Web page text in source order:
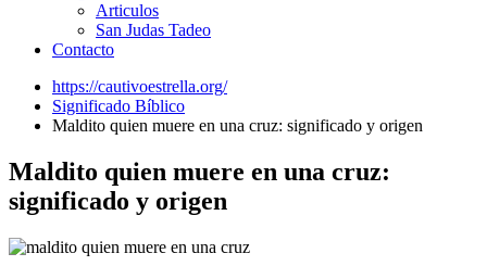
Articulos
San Judas Tadeo
Contacto
https://cautivoestrella.org/
Significado Bíblico
Maldito quien muere en una cruz: significado y origen
Maldito quien muere en una cruz:
significado y origen